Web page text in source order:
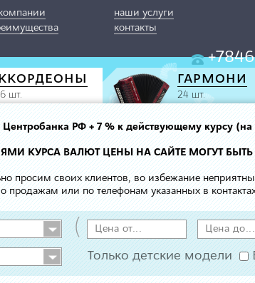
наши услуги
контакты
шт.
ГАРМОНИ
24 шт.
Центробанка РФ + 7 % к действующему курсу
КУРСА ВАЛЮТ ЦЕНЫ НА САЙТЕ МОГУТ
просим своих клиентов, во избежание
продажам или по телефонам указанных в
(
Только детские модели